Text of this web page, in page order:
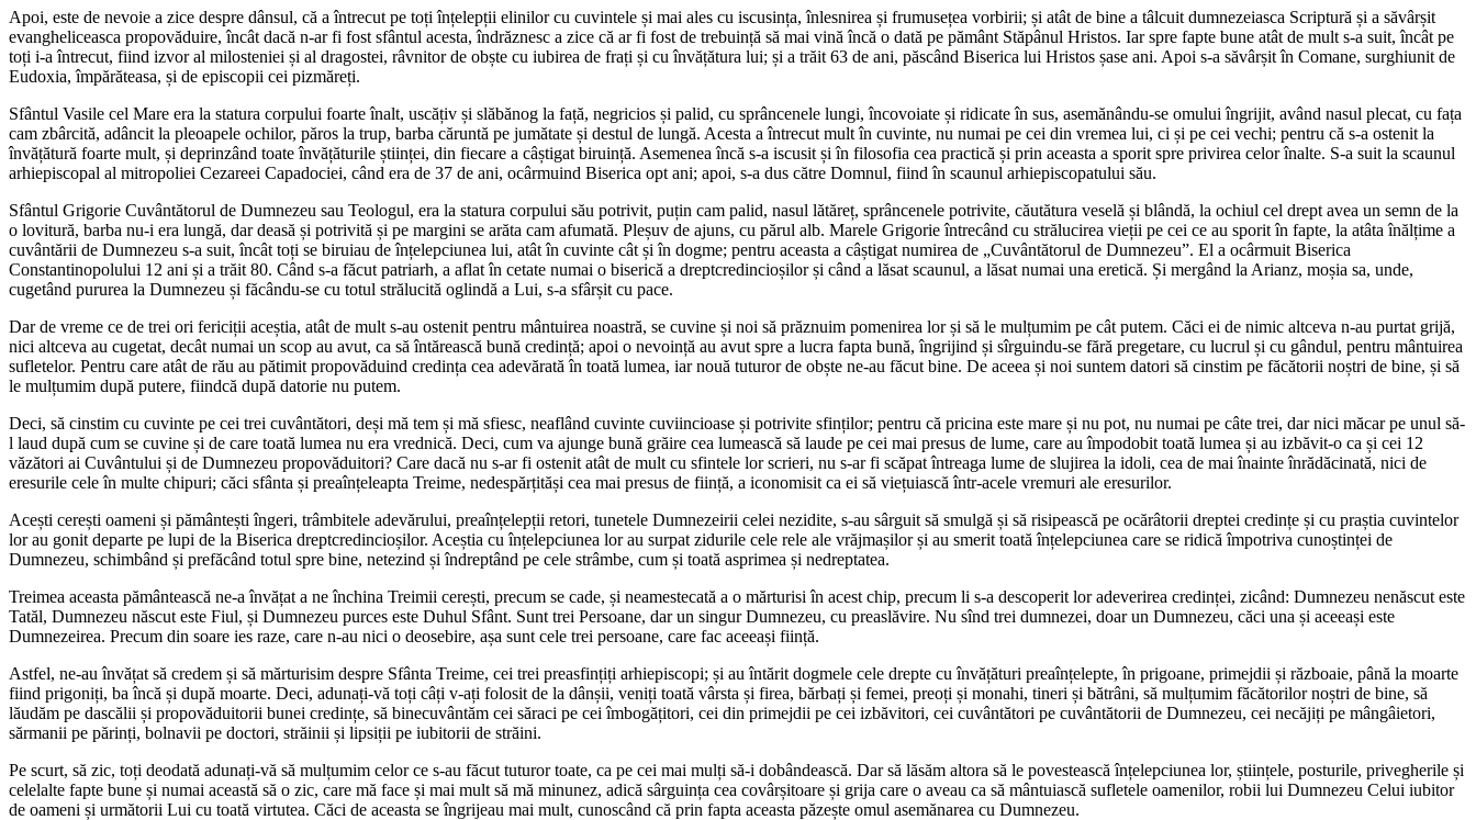
Apoi, este de nevoie a zice despre dânsul, că a întrecut pe toți înțelepții elinilor cu cuvintele și mai ales cu iscusința, înlesnirea și frumusețea vorbirii; și atât de bine a tâlcuit dumnezeiasca Scriptură și a săvârșit
evangheliceasca propovăduire, încât dacă n-ar fi fost sfântul acesta, îndrăznesc a zice că ar fi fost de trebuință să mai vină încă o dată pe pământ Stăpânul Hristos. Iar spre fapte bune atât de mult s-a suit, încât pe
toți i-a întrecut, fiind izvor al milosteniei și al dragostei, râvnitor de obște cu iubirea de frați și cu învățătura lui; și a trăit 63 de ani, păscând Biserica lui Hristos șase ani. Apoi s-a săvârșit în Comane, surghiunit de
Eudoxia, împărăteasa, și de episcopii cei pizmăreți.
Sfântul Vasile cel Mare era la statura corpului foarte înalt, uscățiv și slăbănog la față, negricios și palid, cu sprâncenele lungi, încovoiate și ridicate în sus, asemănându-se omului îngrijit, având nasul plecat, cu fața
cam zbârcită, adâncit la pleoapele ochilor, păros la trup, barba căruntă pe jumătate și destul de lungă. Acesta a întrecut mult în cuvinte, nu numai pe cei din vremea lui, ci și pe cei vechi; pentru că s-a ostenit la
învățătură foarte mult, și deprinzând toate învățăturile științei, din fiecare a câștigat biruință. Asemenea încă s-a iscusit și în filosofia cea practică și prin aceasta a sporit spre privirea celor înalte. S-a suit la scaunul
arhiepiscopal al mitropoliei Cezareei Capadociei, când era de 37 de ani, ocârmuind Biserica opt ani; apoi, s-a dus către Domnul, fiind în scaunul arhiepiscopatului său.
Sfântul Grigorie Cuvântătorul de Dumnezeu sau Teologul, era la statura corpului său potrivit, puțin cam palid, nasul lătăreț, sprâncenele potrivite, căutătura veselă și blândă, la ochiul cel drept avea un semn de la
o lovitură, barba nu-i era lungă, dar deasă și potrivită și pe margini se arăta cam afumată. Pleșuv de ajuns, cu părul alb. Marele Grigorie întrecând cu strălucirea vieții pe cei ce au sporit în fapte, la atâta înălțime a
cuvântării de Dumnezeu s-a suit, încât toți se biruiau de înțelepciunea lui, atât în cuvinte cât și în dogme; pentru aceasta a câștigat numirea de „Cuvântătorul de Dumnezeu”. El a ocârmuit Biserica
Constantinopolului 12 ani și a trăit 80. Când s-a făcut patriarh, a aflat în cetate numai o biserică a dreptcredincioșilor și când a lăsat scaunul, a lăsat numai una eretică. Și mergând la Arianz, moșia sa, unde,
cugetând pururea la Dumnezeu și făcându-se cu totul strălucită oglindă a Lui, s-a sfârșit cu pace.
Dar de vreme ce de trei ori fericiții aceștia, atât de mult s-au ostenit pentru mântuirea noastră, se cuvine și noi să prăznuim pomenirea lor și să le mulțumim pe cât putem. Căci ei de nimic altceva n-au purtat grijă,
nici altceva au cugetat, decât numai un scop au avut, ca să întărească bună credință; apoi o nevoință au avut spre a lucra fapta bună, îngrijind și sîrguindu-se fără pregetare, cu lucrul și cu gândul, pentru mântuirea
sufletelor. Pentru care atât de rău au pătimit propovăduind credința cea adevărată în toată lumea, iar nouă tuturor de obște ne-au făcut bine. De aceea și noi suntem datori să cinstim pe făcătorii noștri de bine, și să
le mulțumim după putere, fiindcă după datorie nu putem.
Deci, să cinstim cu cuvinte pe cei trei cuvântători, deși mă tem și mă sfiesc, neaflând cuvinte cuviincioase și potrivite sfinților; pentru că pricina este mare și nu pot, nu numai pe câte trei, dar nici măcar pe unul să-
l laud după cum se cuvine și de care toată lumea nu era vrednică. Deci, cum va ajunge bună grăire cea lumească să laude pe cei mai presus de lume, care au împodobit toată lumea și au izbăvit-o ca și cei 12
văzători ai Cuvântului și de Dumnezeu propovăduitori? Care dacă nu s-ar fi ostenit atât de mult cu sfintele lor scrieri, nu s-ar fi scăpat întreaga lume de slujirea la idoli, cea de mai înainte înrădăcinată, nici de
eresurile cele în multe chipuri; căci sfânta și preaînțeleapta Treime, nedespărțităși cea mai presus de ființă, a iconomisit ca ei să viețuiască într-acele vremuri ale eresurilor.
Acești cerești oameni și pământești îngeri, trâmbitele adevărului, preaînțelepții retori, tunetele Dumnezeirii celei nezidite, s-au sârguit să smulgă și să risipească pe ocărâtorii dreptei credințe și cu praștia cuvintelor
lor au gonit departe pe lupi de la Biserica dreptcredincioșilor. Aceștia cu înțelepciunea lor au surpat zidurile cele rele ale vrăjmașilor și au smerit toată înțelepciunea care se ridică împotriva cunoștinței de
Dumnezeu, schimbând și prefăcând totul spre bine, netezind și îndreptând pe cele strâmbe, cum și toată asprimea și nedreptatea.
Treimea aceasta pământească ne-a învățat a ne închina Treimii cerești, precum se cade, și neamestecată a o mărturisi în acest chip, precum li s-a descoperit lor adeverirea credinței, zicând: Dumnezeu nenăscut este
Tatăl, Dumnezeu născut este Fiul, și Dumnezeu purces este Duhul Sfânt. Sunt trei Persoane, dar un singur Dumnezeu, cu preaslăvire. Nu sînd trei dumnezei, doar un Dumnezeu, căci una și aceeași este
Dumnezeirea. Precum din soare ies raze, care n-au nici o deosebire, așa sunt cele trei persoane, care fac aceeași ființă.
Astfel, ne-au învățat să credem și să mărturisim despre Sfânta Treime, cei trei preasfințiți arhiepiscopi; și au întărit dogmele cele drepte cu învățături preaînțelepte, în prigoane, primejdii și războaie, până la moarte
fiind prigoniți, ba încă și după moarte. Deci, adunați-vă toți câți v-ați folosit de la dânșii, veniți toată vârsta și firea, bărbați și femei, preoți și monahi, tineri și bătrâni, să mulțumim făcătorilor noștri de bine, să
lăudăm pe dascălii și propovăduitorii bunei credințe, să binecuvântăm cei săraci pe cei îmbogățitori, cei din primejdii pe cei izbăvitori, cei cuvântători pe cuvântătorii de Dumnezeu, cei necăjiți pe mângâietori,
sărmanii pe părinți, bolnavii pe doctori, străinii și lipsiții pe iubitorii de străini.
Pe scurt, să zic, toți deodată adunați-vă să mulțumim celor ce s-au făcut tuturor toate, ca pe cei mai mulți să-i dobândească. Dar să lăsăm altora să le povestească înțelepciunea lor, științele, posturile, privegherile și
celelalte fapte bune și numai această să o zic, care mă face și mai mult să mă minunez, adică sârguința cea covârșitoare și grija care o aveau ca să mântuiască sufletele oamenilor, robii lui Dumnezeu Celui iubitor
de oameni și următorii Lui cu toată virtutea. Căci de aceasta se îngrijeau mai mult, cunoscând că prin fapta aceasta păzește omul asemănarea cu Dumnezeu.